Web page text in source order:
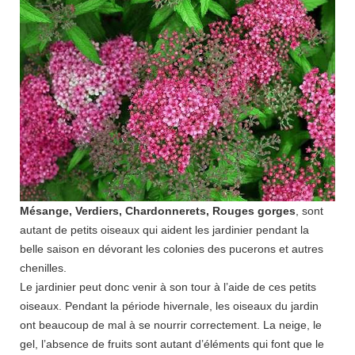
Mésange, Verdiers, Chardonnerets, Rouges gorges , sont
autant de petits oiseaux qui aident les jardinier pendant la
belle saison en dévorant les colonies des pucerons et autres
chenilles.
Le jardinier peut donc venir à son tour à l’aide de ces petits
oiseaux. Pendant la période hivernale, les oiseaux du jardin
ont beaucoup de mal à se nourrir correctement. La neige, le
gel, l’absence de fruits sont autant d’éléments qui font que le